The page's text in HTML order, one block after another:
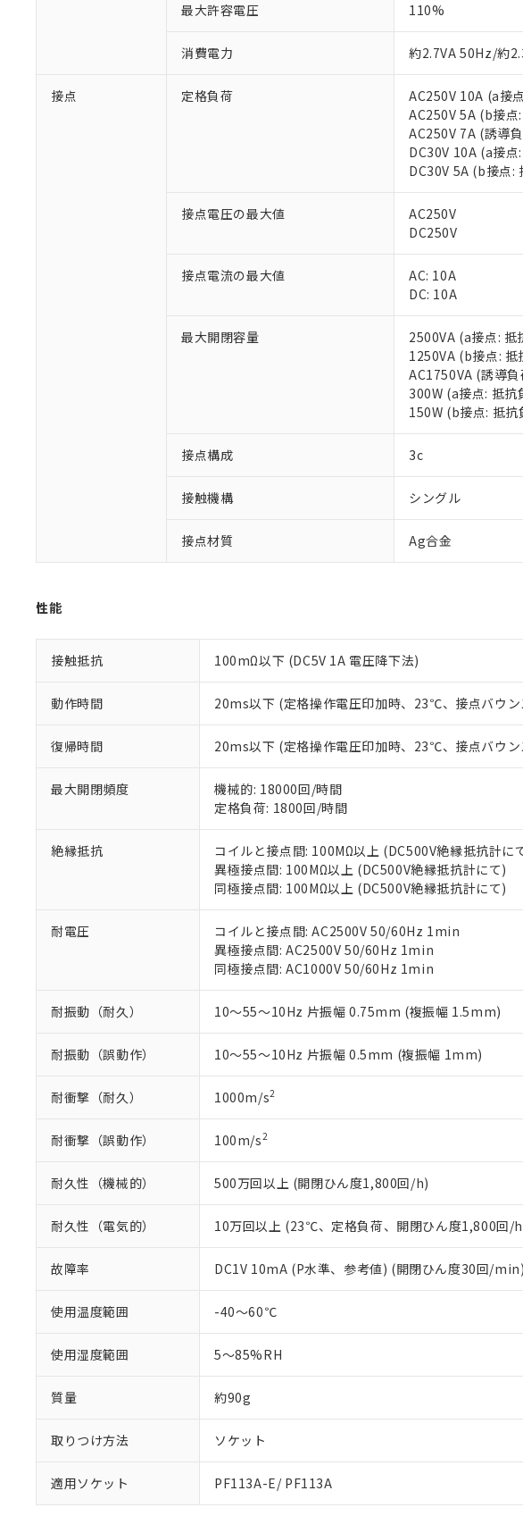
最大許容電圧 110%
消費電力 約2.7VA 50Hz/約
接点 定格負荷
AC250V 10A (a接
AC250V 5A (b接点
AC250V 7A (誘導
DC30V 10A (a接点
DC30V 5A (b接点:
接点電圧の最大値
AC250V
DC250V
接点電流の最大値
AC: 10A
DC: 10A
最大開閉容量
2500VA (a接点: 抵
1250VA (b接点: 抵
AC1750VA (誘導
300W (a接点: 抵抗
150W (b接点: 抵抗
接点構成 3c
接触機構 シングル
接点材質 Ag合金
性能
接触抵抗 100mΩ以下 (DC5V 1A 電圧降下法)
動作時間 20ms以下 (定格操作電圧印加時、23℃、接点バウン
復帰時間 20ms以下 (定格操作電圧印加時、23℃、接点バウン
最大開閉頻度
機械的: 18000回/時間
定格負荷: 1800回/時間
絶縁抵抗
コイルと接点間: 100MΩ以上 (DC500V絶縁抵抗計に
異極接点間: 100MΩ以上 (DC500V絶縁抵抗計にて)
同極接点間: 100MΩ以上 (DC500V絶縁抵抗計にて)
耐電圧
コイルと接点間: AC2500V 50/60Hz 1min
異極接点間: AC2500V 50/60Hz 1min
同極接点間: AC1000V 50/60Hz 1min
耐振動（耐久） 10～55～10Hz 片振幅 0.75mm (複振幅 1.5mm)
耐振動（誤動作） 10～55～10Hz 片振幅 0.5mm (複振幅 1mm)
耐衝撃（耐久） 1000m/s2
耐衝撃（誤動作） 100m/s2
耐久性（機械的） 500万回以上 (開閉ひん度1,800回/h)
耐久性（電気的） 10万回以上 (23℃、定格負荷、開閉ひん度1,800回/
故障率 DC1V 10mA (P水準、参考値) (開閉ひん度30回/min)
使用温度範囲 -40～60℃
使用湿度範囲 5～85%RH
質量 約90g
取りつけ方法 ソケット
適用ソケット PF113A-E/ PF113A
ご利用条件
以下の条件をお読みいただき、同意の
本サービスは、当社制御機器事
当社制御機器事業取扱商品の中に
正式な納期状況および標準価格は
当社販売員にご相談ください。
在庫状況および標準価格結果を当
す。
ている必要があります。
お客様が当ウェブサイト上で当社
が、当社の製品・サービスに関す
さい。
※当社の共同利用者とは、"個人
いる法人を指します。
対応済み：EU RoHS指令（10物質
対応予定：EU RoHS指令（10物質）
対応予定なし：EU RoHS指令（10物
調査・確認中：EU RoHS指令（10物
非該当品：ライセンス料など無形物で
鉛(Pb) 1000ppm以下、 水銀(Hg) 1000ppm以下、
六価クロム(Cr(Ⅵ)) 1000ppm以下、ポリ臭化ビフ
フタル酸ビス(2-エチルヘキシル) (DEHP)(別名：
※2 対応予定月
部品在庫の切り替え状況などにより、
※3 非含有証明書ダウンロード
下記の非含有証明書をダウンロードする
EU RoHS指令（10物質）の非含有証明
51物質の非含有証明書（当社基準）
※本証明書は発行日時点で非含有を証明
既に当社にて対応品への在庫切替を完
り割愛しております。
※1 中国RoHS○×表
「○」：最大均質材料含有率が中国
「×」：最大均質材料含有率が中国
「－」：未確認です。当社販売部門へ
※2 環境保護使用期限
「10」：通常の使用状況下において有
味します。
う）を輸出または国外への提供
などの必要な手続きをとります。
置等に一切使用いたしません。
当社は、貴社製品を第三者に販売
また当社は、販売先および販売に
たしません。
△ 一定数には満たないが在庫あり
－
在庫なし(最新の在庫状況に
白